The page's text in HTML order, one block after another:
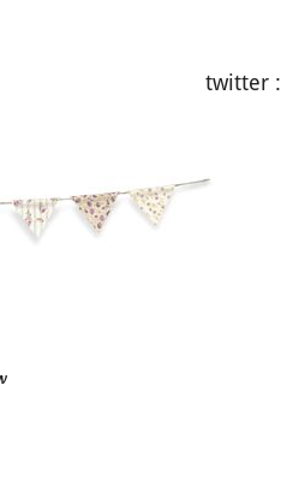
twitter :